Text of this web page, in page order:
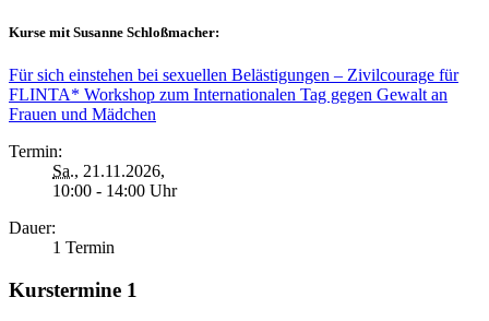
Kurse mit Susanne Schloßmacher:
Für sich einstehen bei sexuellen Belästigungen – Zivilcourage für
FLINTA* Workshop zum Internationalen Tag gegen Gewalt an
Frauen und Mädchen
Termin:
Sa., 21.11.2026,
10:00 - 14:00 Uhr
Dauer:
1 Termin
Kurstermine 1